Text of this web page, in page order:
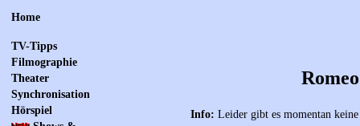
Home
TV-Tipps
Filmographie
Theater
Synchronisation
Hörspiel
Info: Leider gibt es momentan